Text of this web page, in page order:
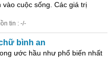
cuộc sống. Các giá trị
tin : -/-
bình an
ước hầu như phổ biến nhất